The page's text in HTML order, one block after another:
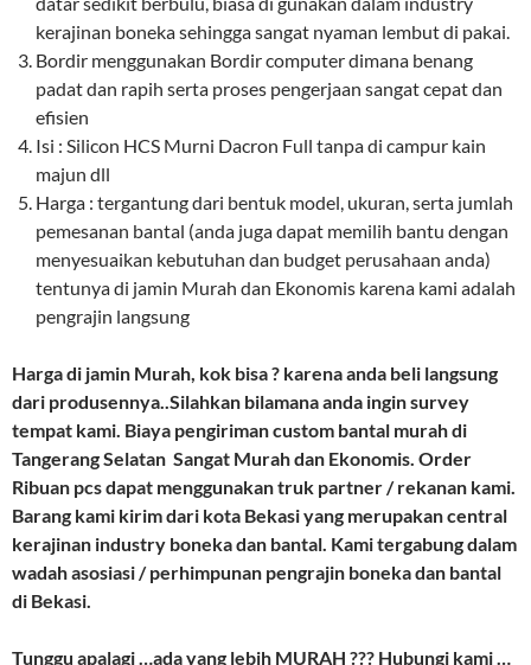
kerajinan boneka sehingga sangat nyaman lembut di pakai.
Bordir menggunakan Bordir computer dimana benang
padat dan rapih serta proses pengerjaan sangat cepat dan
efisien
Isi : Silicon HCS Murni Dacron Full tanpa di campur kain
majun dll
Harga : tergantung dari bentuk model, ukuran, serta jumlah
pemesanan bantal (anda juga dapat memilih bantu dengan
menyesuaikan kebutuhan dan budget perusahaan anda)
tentunya di jamin Murah dan Ekonomis karena kami adalah
pengrajin langsung
Harga di jamin Murah, kok bisa ? karena anda beli langsung
dari produsennya..Silahkan bilamana anda ingin survey
tempat kami. Biaya pengiriman custom bantal murah di
Tangerang Selatan Sangat Murah dan Ekonomis. Order
Ribuan pcs dapat menggunakan truk partner / rekanan kami.
Barang kami kirim dari kota Bekasi yang merupakan central
kerajinan industry boneka dan bantal. Kami tergabung dalam
wadah asosiasi / perhimpunan pengrajin boneka dan bantal
di Bekasi.
Tunggu apalagi …ada yang lebih MURAH ??? Hubungi kami …